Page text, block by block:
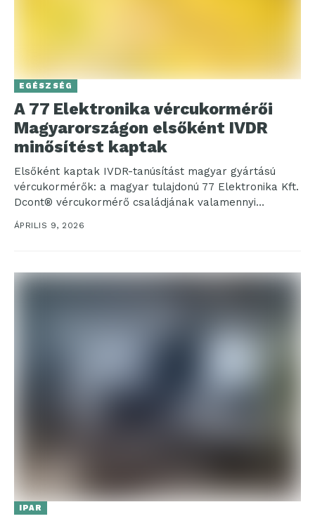
EGÉSZSÉG
A 77 Elektronika vércukormérői
Magyarországon elsőként IVDR
minősítést kaptak
Elsőként kaptak IVDR-tanúsítást magyar gyártású
vércukormérők: a magyar tulajdonú 77 Elektronika Kft.
Dcont® vércukormérő családjának valamennyi
készüléke megfelelt az Európai Unió hatályos, in...
ÁPRILIS 9, 2026
IPAR